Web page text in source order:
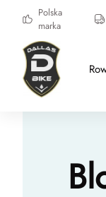
Polska
marka